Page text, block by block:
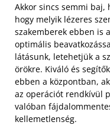
Akkor sincs semmi
hogy melyik lézeres
szakemberek ebben is
optimális
látásunk, letehetjük a
örökre. Kiváló és
ebben a központban,
az operációt rendkívül
valóban
kellemetlenség.